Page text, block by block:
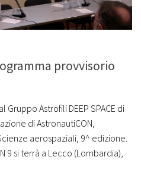
provvisorio
Gruppo Astrofili DEEP SPACE di
di AstronautiCON,
aerospaziali, 9^ edizione.
9 si terrà a Lecco (Lombardia),